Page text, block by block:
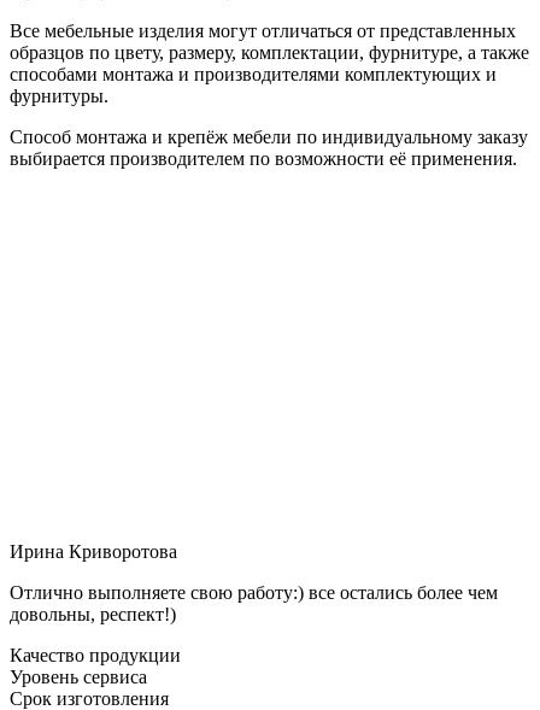
Все мебельные изделия могут отличаться от представленных
образцов по цвету, размеру, комплектации, фурнитуре, а также
способами монтажа и производителями комплектующих и
фурнитуры.
Способ монтажа и крепёж мебели по индивидуальному заказу
выбирается производителем по возможности её применения.
Ирина Криворотова
Отлично выполняете свою работу:) все остались более чем
довольны, респект!)
Качество продукции
Уровень сервиса
Срок изготовления